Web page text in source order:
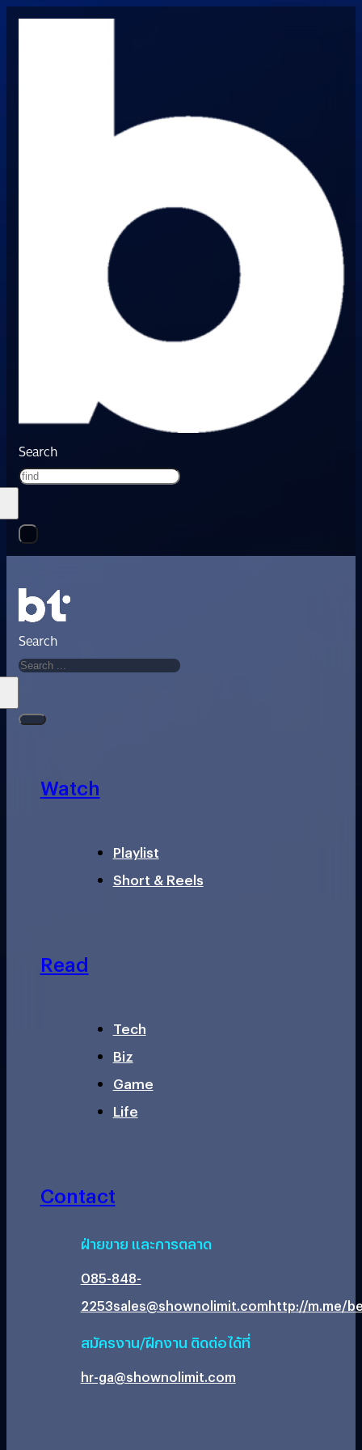
Search
Search
Watch
Playlist
Short & Reels
Read
Tech
Biz
Game
Life
Contact
ฝ่ายขาย และการตลาด
085-848-
2253sales@shownolimit.comhttp://m.me/
สมัครงาน/ฝึกงาน ติดต่อได้ที่
hr-ga@shownolimit.com